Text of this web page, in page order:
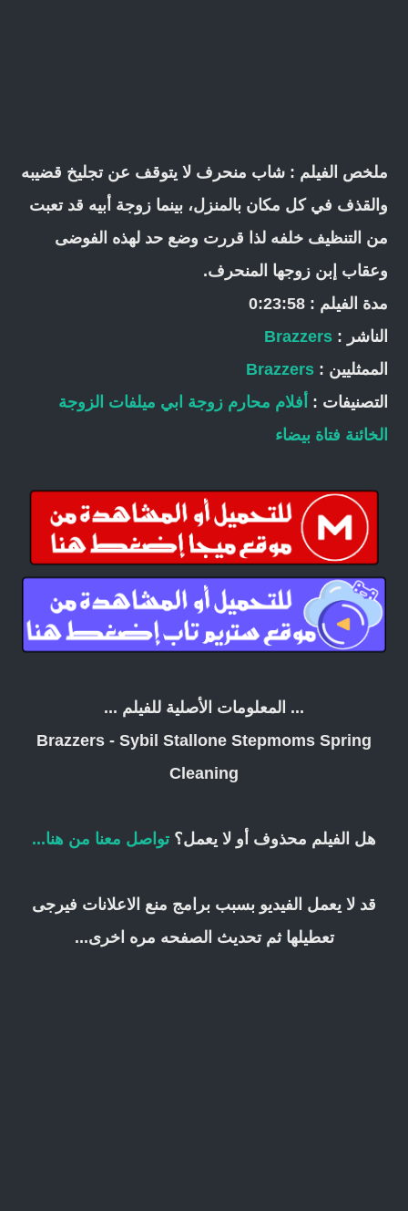
ملخص الفيلم : شاب منحرف لا يتوقف عن تجليخ قضيبه
والقذف في كل مكان بالمنزل، بينما زوجة أبيه قد تعبت
من التنظيف خلفه لذا قررت وضع حد لهذه الفوضى
وعقاب إبن زوجها المنحرف.
مدة الفيلم : 0:23:58
الناشر : Brazzers
الممثليين : Brazzers
التصنيفات : أفلام محارم زوجة ابي ميلفات الزوجة
الخائنة فتاة بيضاء
... المعلومات الأصلية للفيلم ...
Brazzers - Sybil Stallone Stepmoms Spring
Cleaning
هل الفيلم محذوف أو لا يعمل؟ تواصل معنا من هنا...
قد لا يعمل الفيديو بسبب برامج منع الاعلانات فيرجى
تعطيلها ثم تحديث الصفحه مره اخرى...